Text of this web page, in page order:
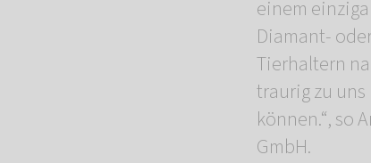
einem
Diamant-
Tierhaltern
traurig zu
können.“, so
GmbH.